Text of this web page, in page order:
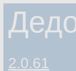
2.0.61